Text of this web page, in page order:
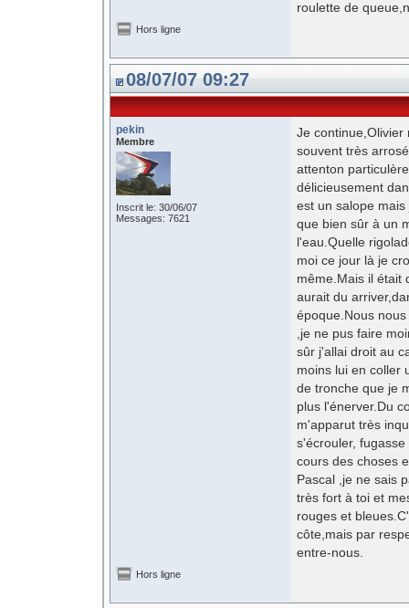
roulette de
Hors ligne
08/07/07 09:27
pekin
Membre
Inscrit le: 30/06/07
Messages: 7621
Je continue,Olivier
souvent très
attenton
délicieusement
est un salope
que bien sûr à un
l'eau.Quelle
moi ce jour là je
même.Mais il était
aurait du
époque.Nous
,je ne pus faire
sûr j'allai droit au
moins lui en coller
de tronche que je
plus l'énerver.Du
m'apparut très
s'écrouler,
cours des choses
Pascal ,je ne sais
très fort à toi et
rouges et
côte,mais par
entre-nous.
Hors ligne